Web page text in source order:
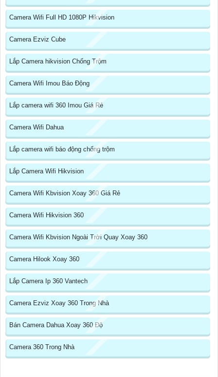
Camera Wifi Full HD 1080P Hikvision
Camera Ezviz Cube
Lắp Camera hikvision Chống Trộm
Camera Wifi Imou Báo Động
Lắp camera wifi 360 Imou Giá Rẻ
Camera Wifi Dahua
Lắp camera wifi báo động chống trộm
Lắp Camera Wifi Hikvision
Camera Wifi Kbvision Xoay 360 Giá Rẻ
Camera Wifi Hikvision 360
Camera Wifi Kbvision Ngoài Trời Quay Xoay 360
Camera Hilook Xoay 360
Lắp Camera Ip 360 Vantech
Camera Ezviz Xoay 360 Trong Nhà
Bán Camera Dahua Xoay 360 Độ
Camera 360 Trong Nhà